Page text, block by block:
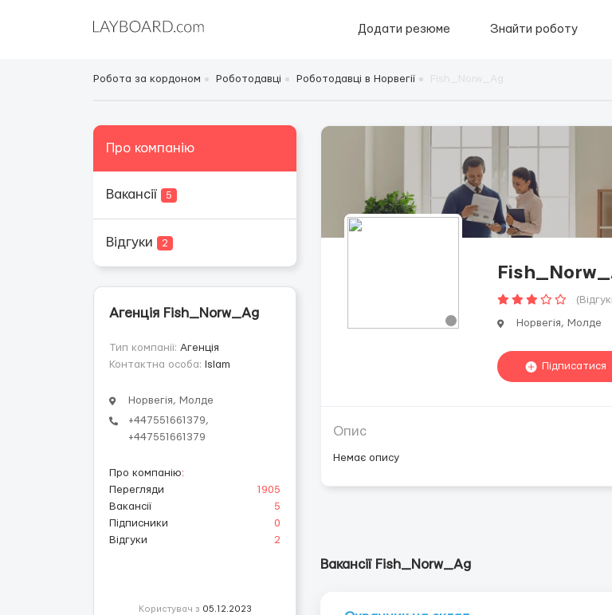
Додати резюме Знайти роботу
Робота за кордоном Роботодавці Роботодавці в Норвегії
Про компанію
Вакансії 5
Відгуки 2
Агенція Fish_Norw_Ag
Тип компанії: Агенція
Контактна особа:
Islam
Норвегія, Молде
+447551661379,
+447551661379
Про компанію:
Перегляди
1905
Вакансії
5
Підписники
0
Відгуки
2
Користувач з 05.12.2023
Норвегія, Молде
Підписатися
Опис
Немає опису
Вакансії Fish_Norw_Ag